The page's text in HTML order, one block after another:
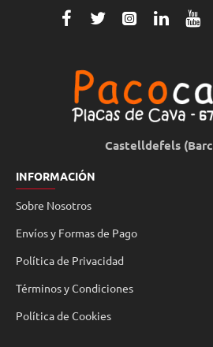
Castelldefels
INFORMACIÓN
Sobre Nosotros
Envíos y Formas de Pago
Política de Privacidad
Términos y Condiciones
Política de Cookies